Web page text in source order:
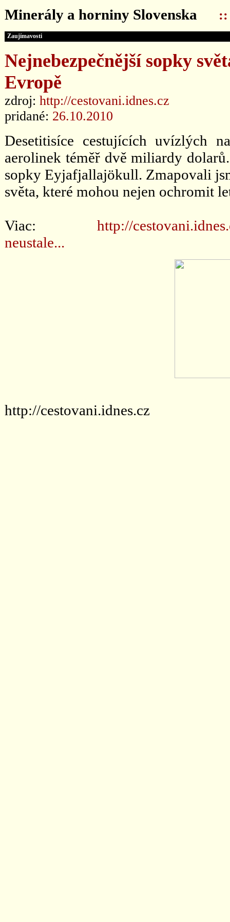
Minerály a horniny Slovenska ::
Zaujímavosti
Nejnebezpečnější sopky
Evropě
zdroj: http://cestovani.idnes.cz
pridané: 26.10.2010
Desetitisíce cestujících uvízlých
aerolinek téměř dvě miliardy
sopky Eyjafjallajökull. Zmapovali
světa, které mohou nejen ochromit
Viac: http://
neustale...
http://cestovani.idnes.cz